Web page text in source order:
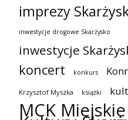
imprezy
inwestycje drogowe Skarżysko
inwestycje
koncert konkurs
Krzysztof Myszka książki
MCK